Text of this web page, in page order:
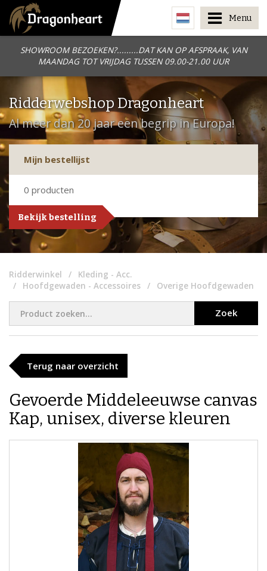
SHOWROOM BEZOEKEN?.........DAT KAN OP AFSPRAAK, VAN
MAANDAG TOT VRIJDAG TUSSEN 09.00-21.00 UUR
Menu
Ridderwebshop Dragonheart
Al meer dan 20 jaar een begrip in Europa!
Mijn bestellijst
0 producten
Bekijk bestelling
Ridderwinkel
Kleding - Acc.
Hoofdgewaden - Accessoires
Overige Hoofdgewaden
Zoek
Terug naar overzicht
Gevoerde Middeleeuwse canvas
Kap, unisex, diverse kleuren